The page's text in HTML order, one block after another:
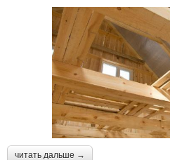
читать дальше →